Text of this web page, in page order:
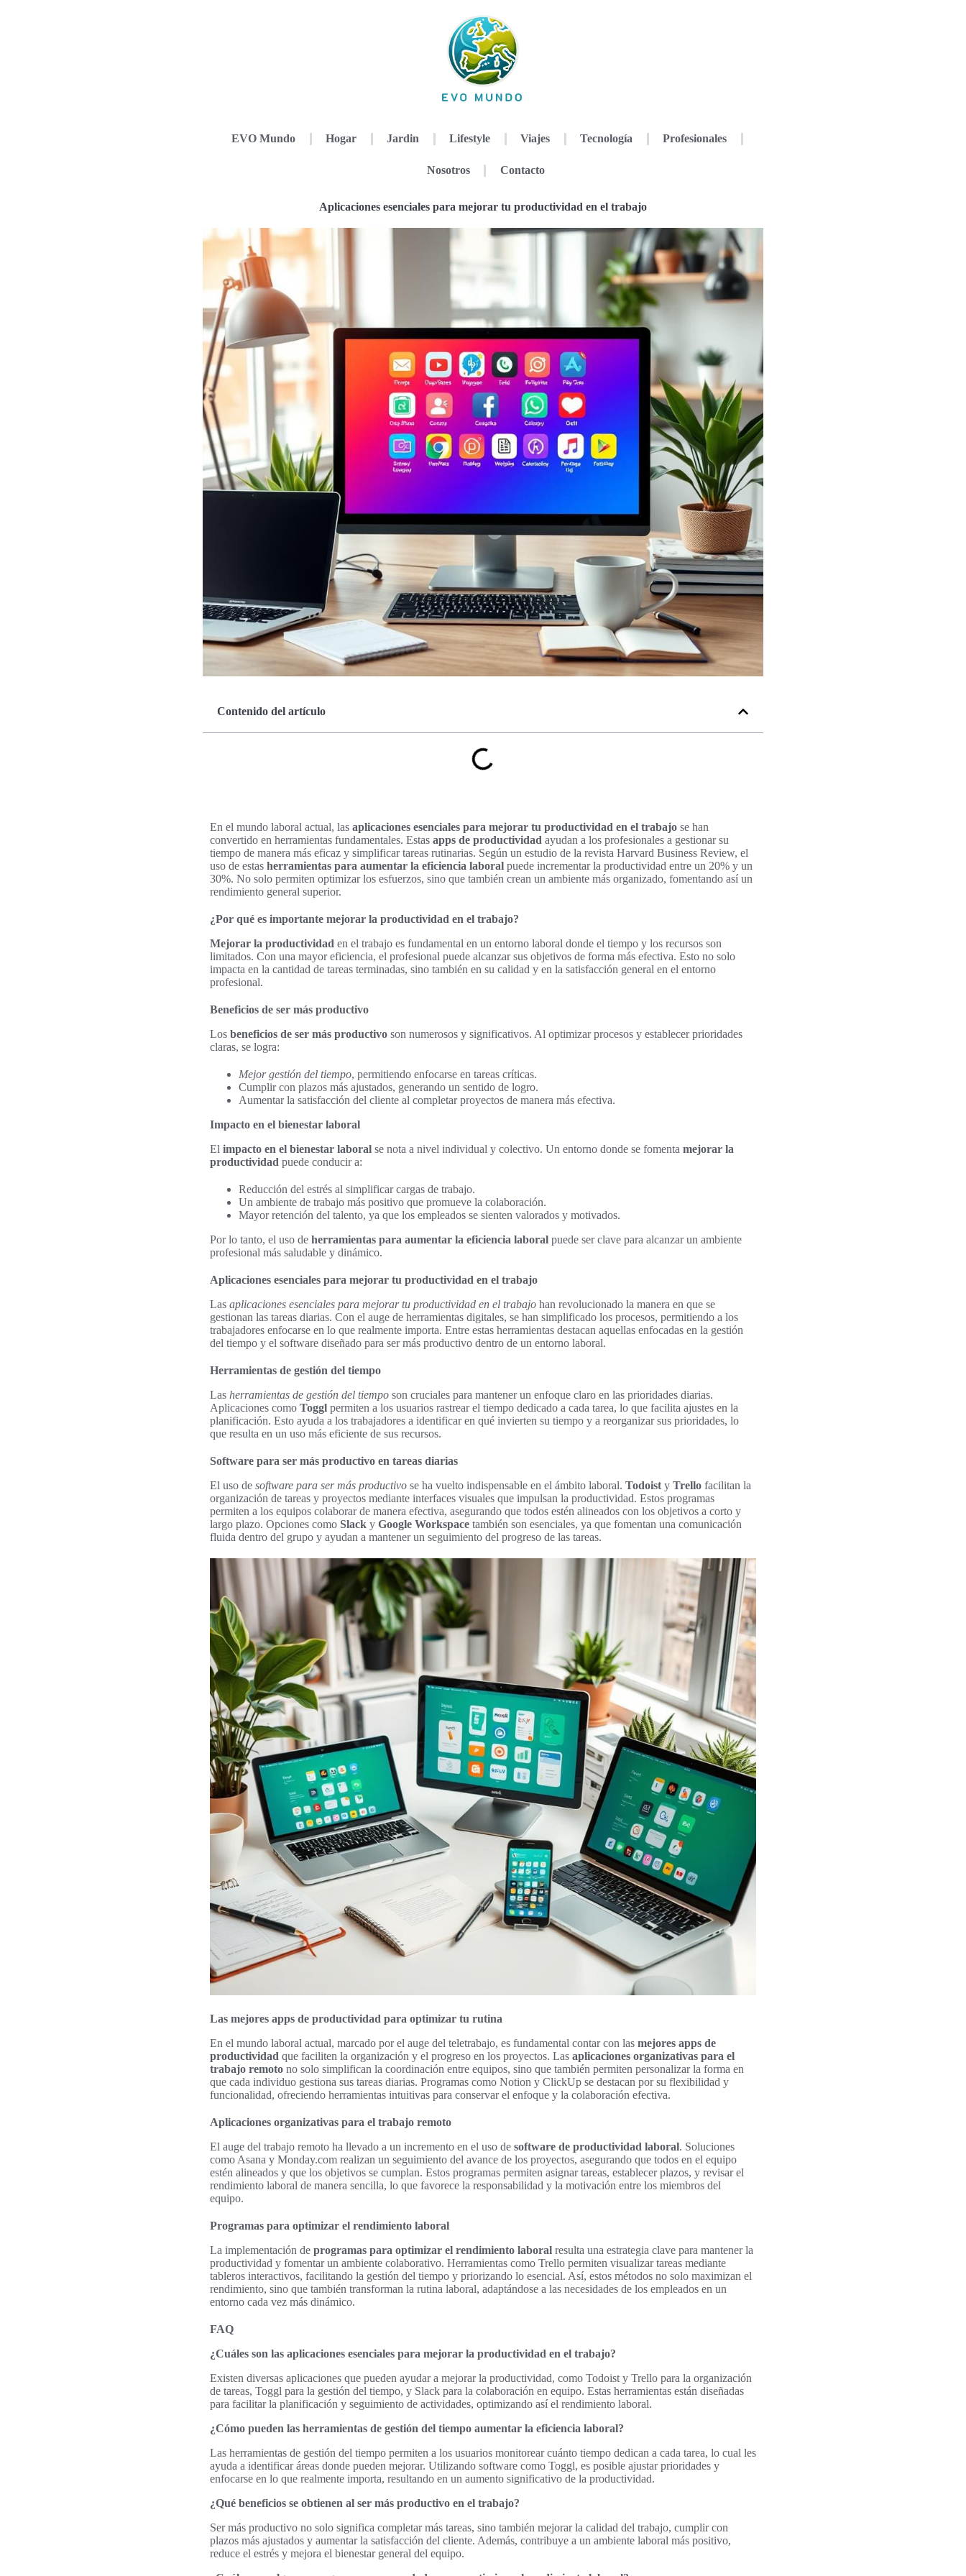
EVO Mundo Hogar Jardin Lifestyle Viajes Tecnología Profesionales
Nosotros Contacto
Aplicaciones esenciales para mejorar tu productividad en el trabajo
Contenido del artículo
En el mundo laboral actual, las aplicaciones esenciales para mejorar tu productividad en el trabajo se han
convertido en herramientas fundamentales. Estas apps de productividad ayudan a los profesionales a gestionar su
tiempo de manera más eficaz y simplificar tareas rutinarias. Según un estudio de la revista Harvard Business Review, el
uso de estas herramientas para aumentar la eficiencia laboral puede incrementar la productividad entre un 20% y un
30%. No solo permiten optimizar los esfuerzos, sino que también crean un ambiente más organizado, fomentando así un
rendimiento general superior.
¿Por qué es importante mejorar la productividad en el trabajo?
Mejorar la productividad en el trabajo es fundamental en un entorno laboral donde el tiempo y los recursos son
limitados. Con una mayor eficiencia, el profesional puede alcanzar sus objetivos de forma más efectiva. Esto no solo
impacta en la cantidad de tareas terminadas, sino también en su calidad y en la satisfacción general en el entorno
profesional.
Beneficios de ser más productivo
Los beneficios de ser más productivo son numerosos y significativos. Al optimizar procesos y establecer prioridades
claras, se logra:
Mejor gestión del tiempo, permitiendo enfocarse en tareas críticas.
Cumplir con plazos más ajustados, generando un sentido de logro.
Aumentar la satisfacción del cliente al completar proyectos de manera más efectiva.
Impacto en el bienestar laboral
El impacto en el bienestar laboral se nota a nivel individual y colectivo. Un entorno donde se fomenta mejorar la
productividad puede conducir a:
Reducción del estrés al simplificar cargas de trabajo.
Un ambiente de trabajo más positivo que promueve la colaboración.
Mayor retención del talento, ya que los empleados se sienten valorados y motivados.
Por lo tanto, el uso de herramientas para aumentar la eficiencia laboral puede ser clave para alcanzar un ambiente
profesional más saludable y dinámico.
Aplicaciones esenciales para mejorar tu productividad en el trabajo
Las aplicaciones esenciales para mejorar tu productividad en el trabajo han revolucionado la manera en que se
gestionan las tareas diarias. Con el auge de herramientas digitales, se han simplificado los procesos, permitiendo a los
trabajadores enfocarse en lo que realmente importa. Entre estas herramientas destacan aquellas enfocadas en la gestión
del tiempo y el software diseñado para ser más productivo dentro de un entorno laboral.
Herramientas de gestión del tiempo
Las herramientas de gestión del tiempo son cruciales para mantener un enfoque claro en las prioridades diarias.
Aplicaciones como Toggl permiten a los usuarios rastrear el tiempo dedicado a cada tarea, lo que facilita ajustes en la
planificación. Esto ayuda a los trabajadores a identificar en qué invierten su tiempo y a reorganizar sus prioridades, lo
que resulta en un uso más eficiente de sus recursos.
Software para ser más productivo en tareas diarias
El uso de software para ser más productivo se ha vuelto indispensable en el ámbito laboral. Todoist y Trello facilitan la
organización de tareas y proyectos mediante interfaces visuales que impulsan la productividad. Estos programas
permiten a los equipos colaborar de manera efectiva, asegurando que todos estén alineados con los objetivos a corto y
largo plazo. Opciones como Slack y Google Workspace también son esenciales, ya que fomentan una comunicación
fluida dentro del grupo y ayudan a mantener un seguimiento del progreso de las tareas.
Las mejores apps de productividad para optimizar tu rutina
En el mundo laboral actual, marcado por el auge del teletrabajo, es fundamental contar con las mejores apps de
productividad que faciliten la organización y el progreso en los proyectos. Las aplicaciones organizativas para el
trabajo remoto no solo simplifican la coordinación entre equipos, sino que también permiten personalizar la forma en
que cada individuo gestiona sus tareas diarias. Programas como Notion y ClickUp se destacan por su flexibilidad y
funcionalidad, ofreciendo herramientas intuitivas para conservar el enfoque y la colaboración efectiva.
Aplicaciones organizativas para el trabajo remoto
El auge del trabajo remoto ha llevado a un incremento en el uso de software de productividad laboral. Soluciones
como Asana y Monday.com realizan un seguimiento del avance de los proyectos, asegurando que todos en el equipo
estén alineados y que los objetivos se cumplan. Estos programas permiten asignar tareas, establecer plazos, y revisar el
rendimiento laboral de manera sencilla, lo que favorece la responsabilidad y la motivación entre los miembros del
equipo.
Programas para optimizar el rendimiento laboral
La implementación de programas para optimizar el rendimiento laboral resulta una estrategia clave para mantener la
productividad y fomentar un ambiente colaborativo. Herramientas como Trello permiten visualizar tareas mediante
tableros interactivos, facilitando la gestión del tiempo y priorizando lo esencial. Así, estos métodos no solo maximizan el
rendimiento, sino que también transforman la rutina laboral, adaptándose a las necesidades de los empleados en un
entorno cada vez más dinámico.
FAQ
¿Cuáles son las aplicaciones esenciales para mejorar la productividad en el trabajo?
Existen diversas aplicaciones que pueden ayudar a mejorar la productividad, como Todoist y Trello para la organización
de tareas, Toggl para la gestión del tiempo, y Slack para la colaboración en equipo. Estas herramientas están diseñadas
para facilitar la planificación y seguimiento de actividades, optimizando así el rendimiento laboral.
¿Cómo pueden las herramientas de gestión del tiempo aumentar la eficiencia laboral?
Las herramientas de gestión del tiempo permiten a los usuarios monitorear cuánto tiempo dedican a cada tarea, lo cual les
ayuda a identificar áreas donde pueden mejorar. Utilizando software como Toggl, es posible ajustar prioridades y
enfocarse en lo que realmente importa, resultando en un aumento significativo de la productividad.
¿Qué beneficios se obtienen al ser más productivo en el trabajo?
Ser más productivo no solo significa completar más tareas, sino también mejorar la calidad del trabajo, cumplir con
plazos más ajustados y aumentar la satisfacción del cliente. Además, contribuye a un ambiente laboral más positivo,
reduce el estrés y mejora el bienestar general del equipo.